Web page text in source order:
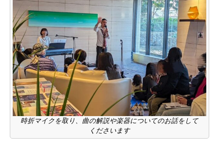
時折マイクを取り、曲の解説や楽器についてのお話をして
くださいます